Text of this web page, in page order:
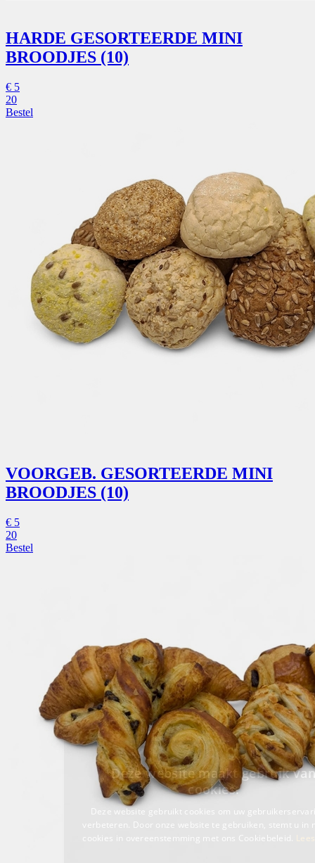
HARDE GESORTEERDE MINI
BROODJES (10)
€ 5
20
Bestel
VOORGEB. GESORTEERDE MINI
BROODJES (10)
€ 5
20
Bestel